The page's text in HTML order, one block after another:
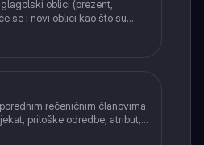
oblici (prezent,
se i novi oblici kao što su
futur II, kao i
rečeničnim članovima
priloške odredbe, atribut,